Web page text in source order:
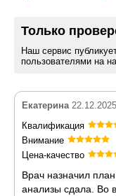
Только
Наш сервис
пользователями на
Екатерина 22.12.2025
Квалификация
Внимание
Цена-качество
Врач назначил
анализы сдала. Во